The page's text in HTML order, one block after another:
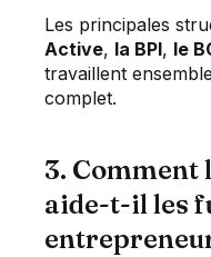
Les principales
Active, la BPI, le
travaillent
complet.
3. Comment
aide-t-il les